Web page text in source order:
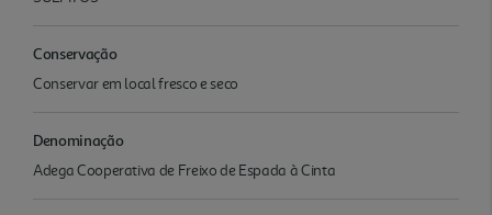
Conservação
Conservar em local fresco e seco
Denominação
Adega Cooperativa de Freixo de Espada à Cinta